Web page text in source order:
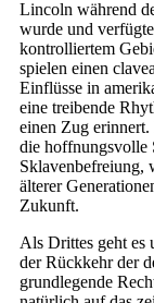
Lincoln während
wurde und
kontrolliertem
spielen einen
Einflüsse in
eine treibende
einen Zug
die hoffnungsvolle
Sklavenbefreiung,
älterer
Zukunft.
Als Drittes geht es
der Rückkehr der
grundlegende